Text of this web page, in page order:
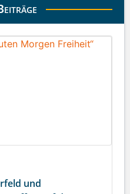
und